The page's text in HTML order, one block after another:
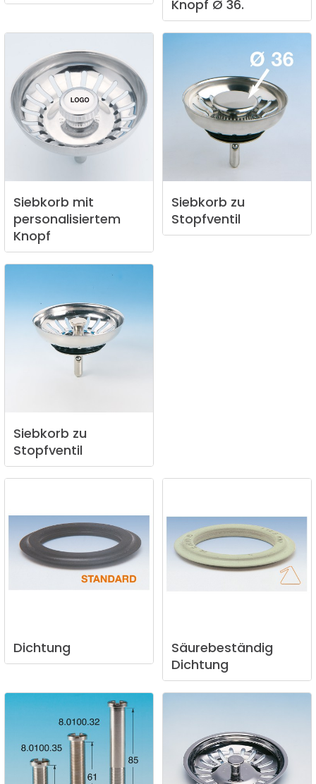
Knopf Ø 36.
Siebkorb mit
personalisiertem
Knopf
Siebkorb zu
Stopfventil
Siebkorb zu
Stopfventil
Dichtung
Säurebeständig
Dichtung